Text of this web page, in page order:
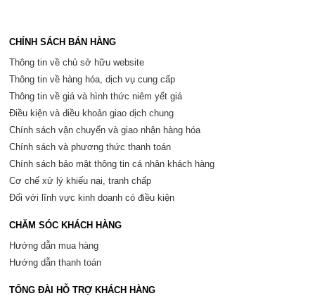
CHÍNH SÁCH BÁN HÀNG
Thông tin về chủ sở hữu website
Thông tin về hàng hóa, dịch vụ cung cấp
Thông tin về giá và hình thức niêm yết giá
Điều kiện và điều khoản giao dịch chung
Chính sách vận chuyển và giao nhận hàng hóa
Chính sách và phương thức thanh toán
Chính sách bảo mật thông tin cá nhân khách hàng
Cơ chế xử lý khiếu nại, tranh chấp
Đối với lĩnh vực kinh doanh có điều kiện
CHĂM SÓC KHÁCH HÀNG
Hướng dẫn mua hàng
Hướng dẫn thanh toán
TỔNG ĐÀI HỖ TRỢ KHÁCH HÀNG